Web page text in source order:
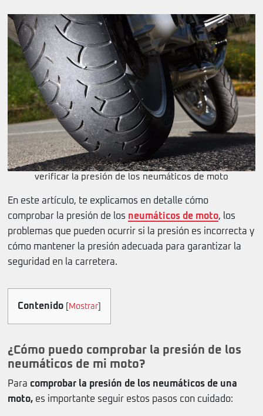
verificar la presión de los neumáticos de moto
En este artículo, te explicamos en detalle cómo
comprobar la presión de los neumáticos de moto, los
problemas que pueden ocurrir si la presión es incorrecta y
cómo mantener la presión adecuada para garantizar la
seguridad en la carretera.
Contenido Mostrar
¿Cómo puedo comprobar la presión de los
neumáticos de mi moto?
Para comprobar la presión de los neumáticos de una
moto, es importante seguir estos pasos con cuidado: